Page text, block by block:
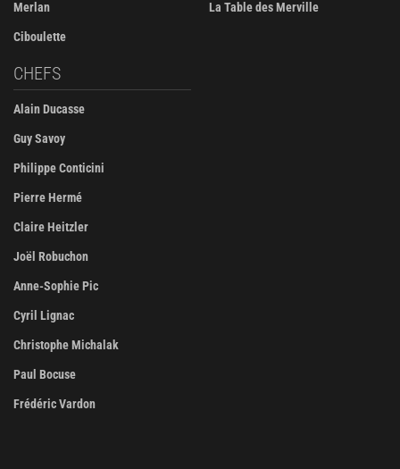
Merlan
Ciboulette
La Table des Merville
CHEFS
Alain Ducasse
Guy Savoy
Philippe Conticini
Pierre Hermé
Claire Heitzler
Joël Robuchon
Anne-Sophie Pic
Cyril Lignac
Christophe Michalak
Paul Bocuse
Frédéric Vardon